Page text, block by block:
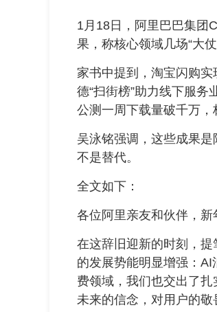
1月18日，阿里巴巴集团
果，称核心领域几场“大
家书中提到，淘宝闪购实
德“扫街榜”助力线下服
公测一周下载量破千万，
吴泳铭强调，这些成果
不是替代。
全文如下：
各位阿里亲友和伙伴，新
在这辞旧迎新的时刻，
的发展势能明显增强：
费领域，我们也交出了
未来的信念，对用户的敬